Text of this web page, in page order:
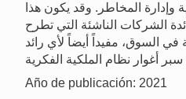
وإدارة المخاطر. وقد يكون هذا
الشركات الناشئة التي تطرح
في السوق، مفيداً أيضاً لأي رائد
Año de publicación: 2021